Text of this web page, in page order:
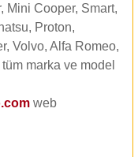
Mini Cooper, Smart,
Proton,
Volvo, Alfa Romeo,
marka ve model
web